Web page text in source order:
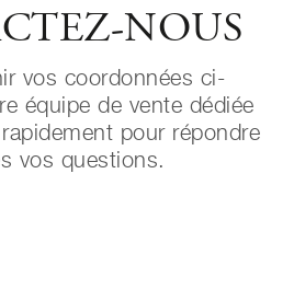
NOUS
vos coordonnées ci-
équipe de vente dédiée
pour répondre
vos questions.